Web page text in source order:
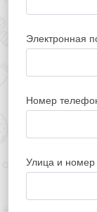
Электронная
Номер
Улица и